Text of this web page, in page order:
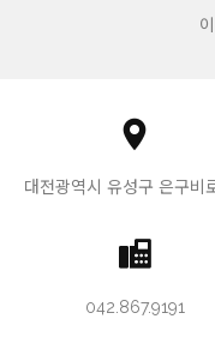
대전광역시 유성구 은구비
042.867.9191